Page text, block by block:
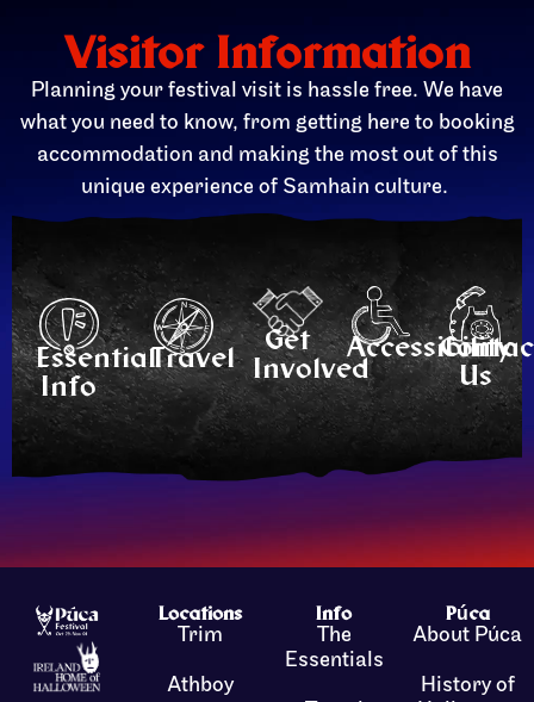
Visitor Information
Planning your festival visit is hassle free. We have
what you need to know, from getting here to booking
accommodation and making the most out of this
unique experience of Samhain culture.
Essential
Info
Travel
Get
Involved
Accessibility
Us
Locations
Trim
Athboy
Info
The
Essentials
Púca
About Púca
History of